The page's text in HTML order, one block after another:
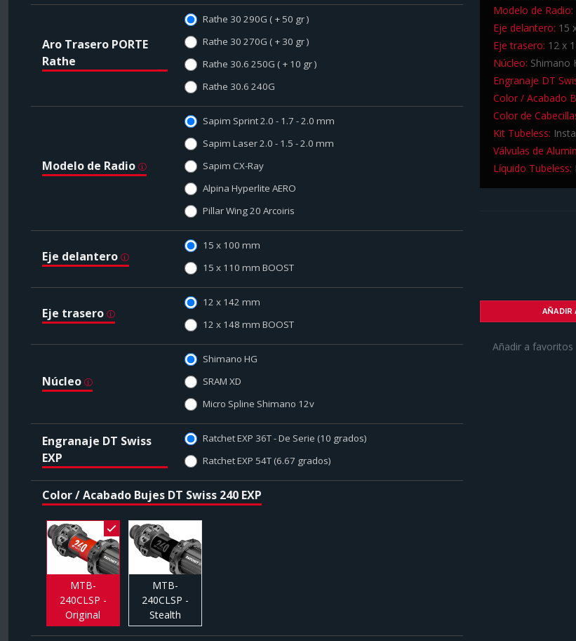
Modelo de Radio:
Eje delantero: 15
Eje trasero: 12 x
Núcleo: Shimano
Engranaje DT
Color / Acabado
Color de
Kit Tubeless:
Válvulas de
Líquido Tubeless:
AÑADIR
Añadir a favoritos
Aro Trasero PORTE
Rathe
Rathe 30 290G ( + 50 gr )
Rathe 30 270G ( + 30 gr )
Rathe 30.6 250G ( + 10 gr )
Rathe 30.6 240G
Modelo de Radio
Sapim Sprint 2.0 - 1.7 - 2.0 mm
Sapim Laser 2.0 - 1.5 - 2.0 mm
Sapim CX-Ray
Alpina Hyperlite AERO
Pillar Wing 20 Arcoiris
Eje delantero
15 x 100 mm
15 x 110 mm BOOST
Eje trasero
12 x 142 mm
12 x 148 mm BOOST
Núcleo
Shimano HG
SRAM XD
Micro Spline Shimano 12v
Engranaje DT Swiss
EXP
Ratchet EXP 36T - De Serie (10 grados)
Ratchet EXP 54T (6.67 grados)
Color / Acabado Bujes DT Swiss 240 EXP
MTB-
240CLSP -
Original
MTB-
240CLSP -
Stealth